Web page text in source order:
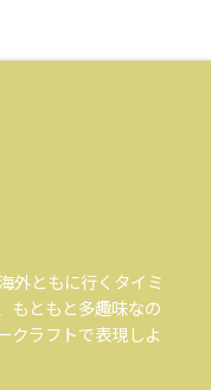
外ともに行くタイミ
もともと多趣味なの
クラフトで表現しよ